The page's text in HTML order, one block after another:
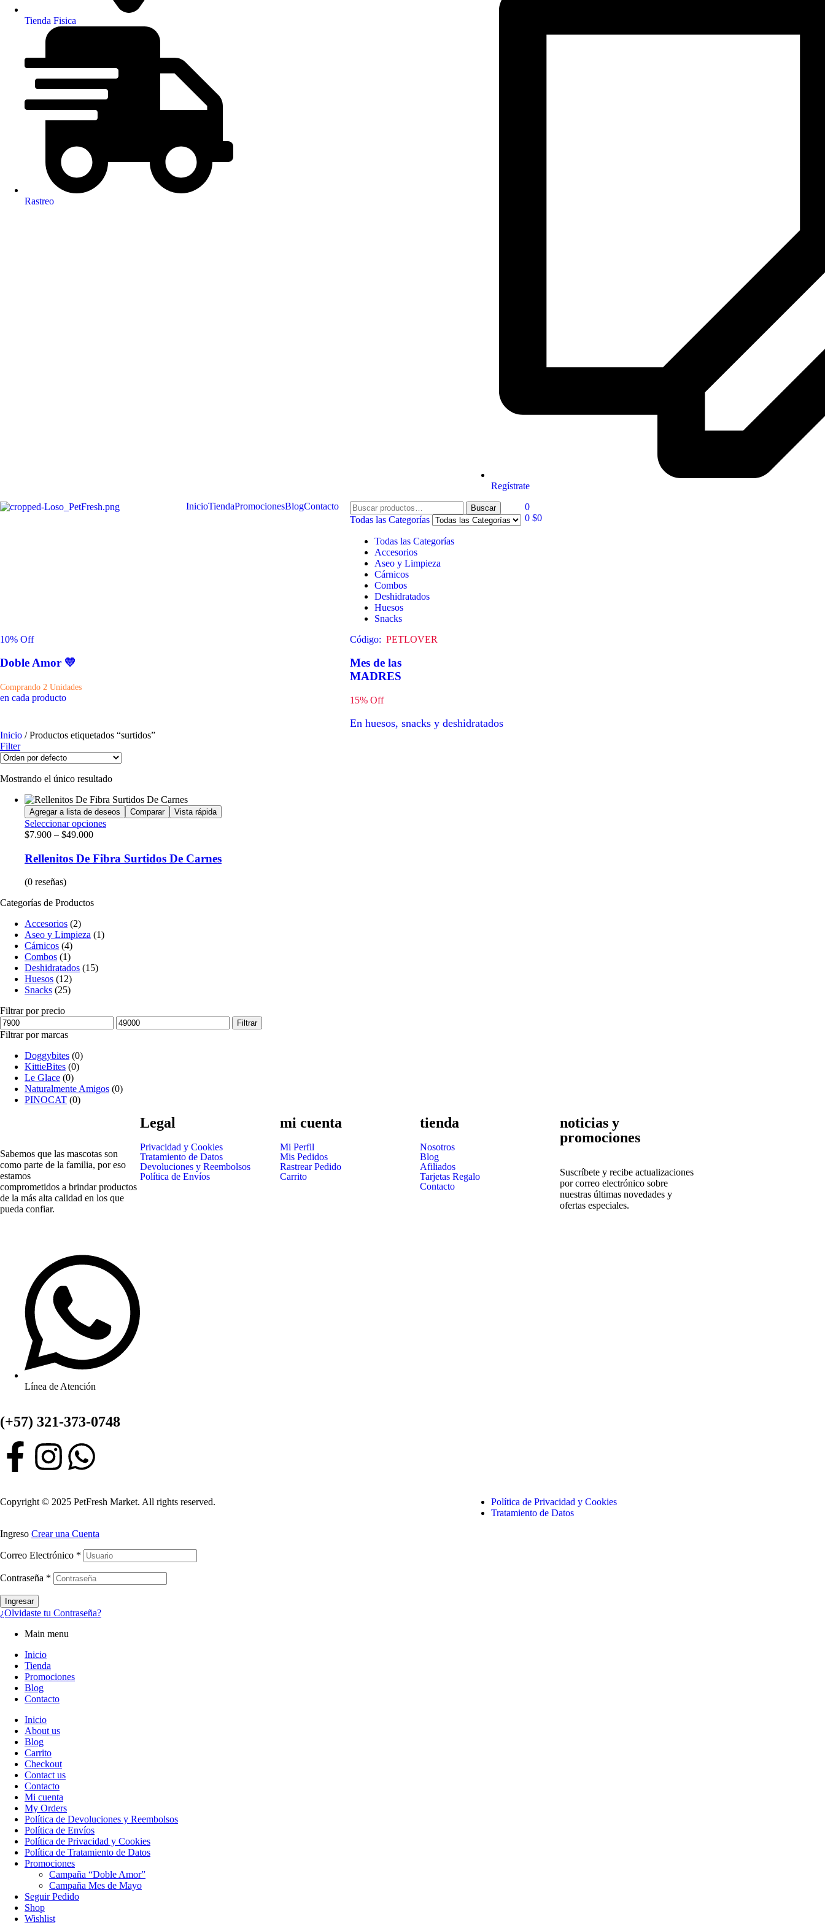
Tienda Fisica
Rastreo
Regístrate
InicioTiendaPromocionesBlogContacto Buscar
Todas las Categorías
Todas las Categorías
Accesorios
Aseo y Limpieza
Cárnicos
Combos
Deshidratados
Huesos
Snacks
0
0 $0
10% Off
Doble Amor 💛
Comprando 2 Unidades
en cada producto
Código: PETLOVER
Mes de las
MADRES
15% Off
En huesos, snacks y deshidratados
Inicio / Productos etiquetados “surtidos”
Filter
Mostrando el único resultado
Agregar a lista de deseos Comparar Vista rápida
Seleccionar opciones
$7.900 – $49.000
Rellenitos De Fibra Surtidos De Carnes
(0 reseñas)
Categorías de Productos
Accesorios (2)
Aseo y Limpieza (1)
Cárnicos (4)
Combos (1)
Deshidratados (15)
Huesos (12)
Snacks (25)
Filtrar por precio
Filtrar
Filtrar por marcas
Doggybites (0)
KittieBites (0)
Le Glace (0)
Naturalmente Amigos (0)
PINOCAT (0)
Sabemos que las mascotas son
como parte de la familia, por eso
estamos
comprometidos a brindar productos
de la más alta calidad en los que
pueda confiar.
Línea de Atención
(+57) 321-373-0748
Legal
Privacidad y Cookies
Tratamiento de Datos
Devoluciones y Reembolsos
Política de Envíos
mi cuenta
Mi Perfil
Mis Pedidos
Rastrear Pedido
Carrito
tienda
Nosotros
Blog
Afiliados
Tarjetas Regalo
Contacto
noticias y
promociones
Suscríbete y recibe actualizaciones
por correo electrónico sobre
nuestras últimas novedades y
ofertas especiales.
Copyright © 2025 PetFresh Market. All rights reserved.
Política de Privacidad y Cookies
Tratamiento de Datos
Ingreso Crear una Cuenta
Correo Electrónico *
Contraseña *
Ingresar
¿Olvidaste tu Contraseña?
Main menu
Inicio
Tienda
Promociones
Blog
Contacto
Inicio
About us
Blog
Carrito
Checkout
Contact us
Contacto
Mi cuenta
My Orders
Política de Devoluciones y Reembolsos
Política de Envíos
Política de Privacidad y Cookies
Política de Tratamiento de Datos
Promociones
Campaña “Doble Amor”
Campaña Mes de Mayo
Seguir Pedido
Shop
Wishlist